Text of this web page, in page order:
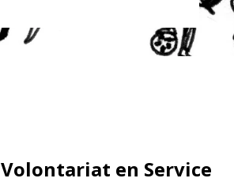
Volontariat en Service